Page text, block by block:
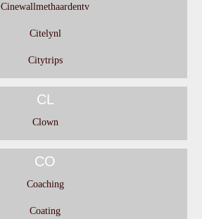
Cinewallmethaardentv
Citelynl
Citytrips
CL
Clown
CO
Coaching
Coating